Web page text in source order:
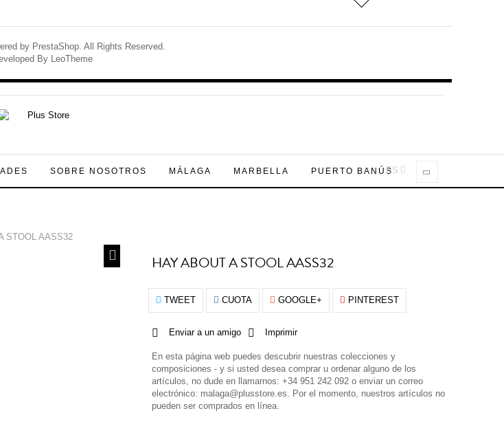
by PrestaShop. All Rights Reserved.
By
LeoTheme
SOBRE NOSOTROS MÁLAGA MARBELLA PUERTO BANÚSES
STOOL AASS32
HAY ABOUT A STOOL AASS32
TWEET CUOTA GOOGLE+ PINTEREST
Enviar a un amigo Imprimir
En esta página web puedes descubrir nuestras colecciones y
composiciones - y si usted desea comprar u ordenar alguno de los
artículos, no dude en llamarnos: +34 951 242 092 o enviar un correo
electrónico: malaga@plusstore.es. Por el momento, nuestros artículos no
pueden ser comprados en línea.